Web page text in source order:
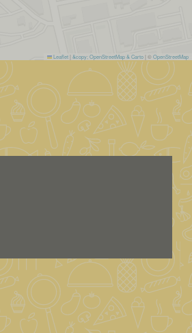
Leaflet &copy; OpenStreetMap & Carto | ©OpenStreetMap